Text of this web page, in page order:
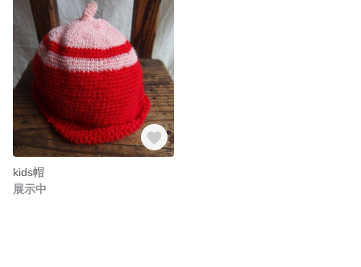
kids帽
展示中